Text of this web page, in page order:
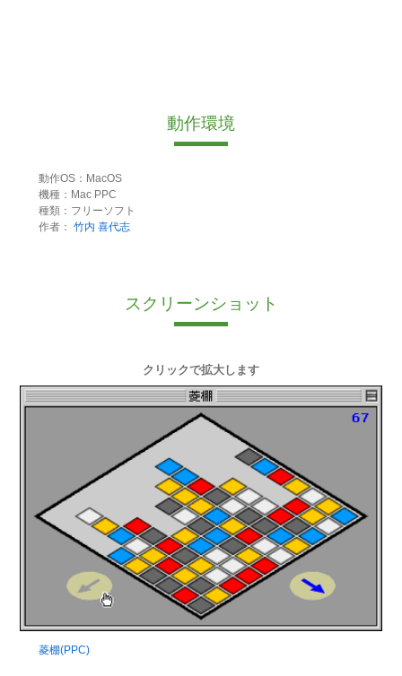
動作環境
動作OS：MacOS
機種：Mac PPC
種類：フリーソフト
作者： 竹内 喜代志
スクリーンショット
クリックで拡大します
菱棚(PPC)